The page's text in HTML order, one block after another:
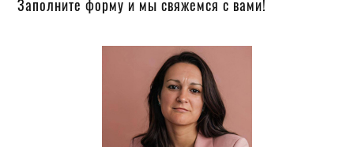
Заполните форму и мы свяжемся с вами!